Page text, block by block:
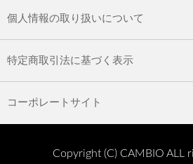
個人情報の取り扱いについて
特定商取引法に基づく表示
コーポレートサイト
Copyright (C) CAMBIO ALL